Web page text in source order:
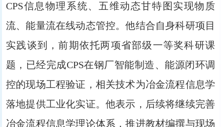
CPS信息物理系统、五维动态甘特图实现物质
流、能量流在线动态管控。他结合自身科研项目
实践谈到，前期依托两项省部级一等奖科研课
题，已经完成CPS在钢厂智能制造、能源闭环调
控的现场工程验证，相关技术为冶金流程信息学
落地提供工业化实证。他表示，后续将继续完善
冶金流程信息学理论体系，推进教材编撰与现场